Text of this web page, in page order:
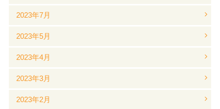
2023年7月
2023年5月
2023年4月
2023年3月
2023年2月